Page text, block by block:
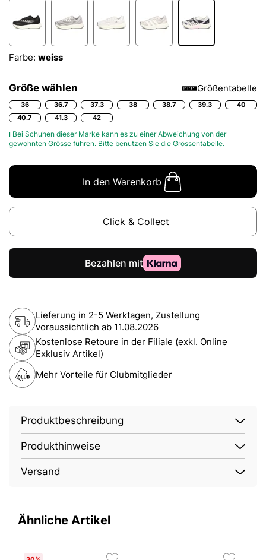
Farbe: weiss
Größe wählen Größentabelle
36 36.7 37.3 38 38.7 39.3
40
40.7
41.3 42
ℹ Bei Schuhen dieser Marke kann es zu einer Abweichung von der
gewohnten Grösse führen. Bitte benutzen Sie die Grössentabelle.
In den Warenkorb
Click & Collect
Lieferung in 2-5 Werktagen, Zustellung
voraussichtlich ab 11.08.2026
Kostenlose Retoure in der Filiale (exkl. Online
Exklusiv Artikel)
Mehr Vorteile für Clubmitglieder
Produktbeschreibung
Produkthinweise
Versand
Ähnliche Artikel